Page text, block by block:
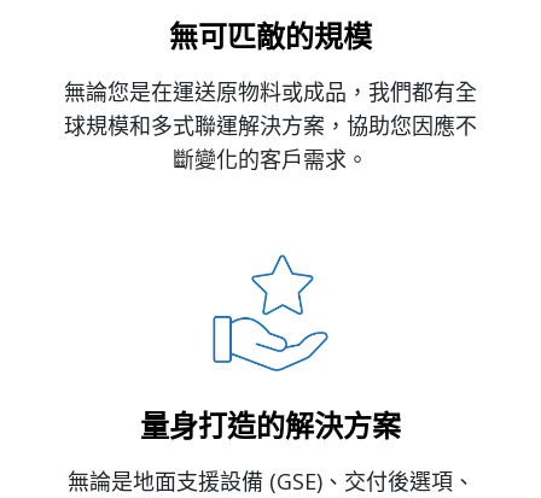
無可匹敵的規模
無論您是在運送原物料或成品，我們都有全
球規模和多式聯運解決方案，協助您因應不
斷變化的客戶需求。
量身打造的解決方案
無論是地面支援設備 (GSE)、交付後選項、